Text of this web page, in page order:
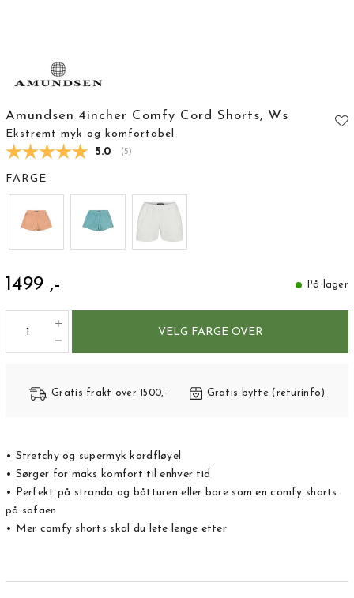
Amundsen 4incher Comfy Cord Shorts, Ws
Ekstremt myk og komfortabel
Gjennomsnittskarakter:
5.0 (stemmer:
5)
FARGE
1499 ,- På lager
VELG FARGE OVER
Gratis frakt over 1500,- Gratis bytte (returinfo)
• Stretchy og supermyk kordfløyel
• Sørger for maks komfort til enhver tid
• Perfekt på stranda og båtturen eller bare som en comfy shorts
på sofaen
• Mer comfy shorts skal du lete lenge etter